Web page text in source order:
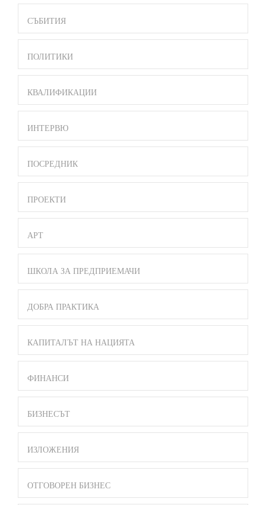
СЪБИТИЯ
ПОЛИТИКИ
КВАЛИФИКАЦИИ
ИНТЕРВЮ
ПОСРЕДНИК
ПРОЕКТИ
АРТ
ШКОЛА ЗА ПРЕДПРИЕМАЧИ
ДОБРА ПРАКТИКА
КАПИТАЛЪТ НА НАЦИЯТА
ФИНАНСИ
БИЗНЕСЪТ
ИЗЛОЖЕНИЯ
ОТГОВОРЕН БИЗНЕС